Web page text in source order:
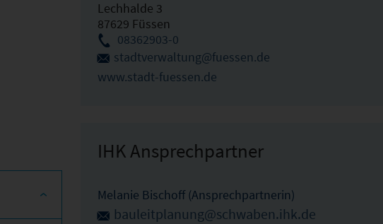
Lechhalde 3
87629 Füssen
08362903-0
stadtverwaltung@fuessen.de
www.stadt-fuessen.de
IHK Ansprechpartner
Melanie Bischoff (Ansprechpartnerin)
bauleitplanung@schwaben.ihk.de